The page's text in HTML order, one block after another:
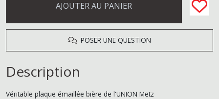
AJOUTER AU PANIER
POSER UNE QUESTION
Description
Véritable plaque émaillée bière de l'UNION Metz